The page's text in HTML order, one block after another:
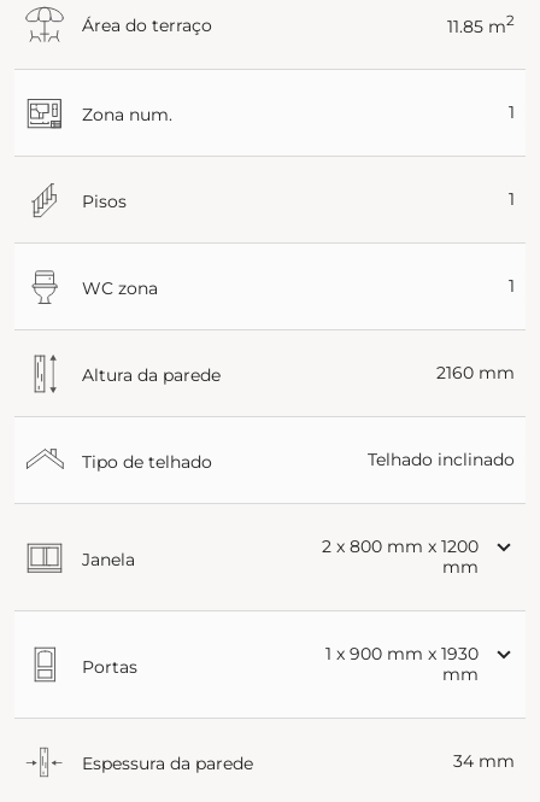
Área do terraço 11.85 m2
Zona num. 1
Pisos 1
WC zona 1
Altura da parede 2160 mm
Tipo de telhado Telhado inclinado
Janela
2 x 800 mm x 1200
mm
Portas
1 x 900 mm x 1930
mm
Espessura da parede 34 mm